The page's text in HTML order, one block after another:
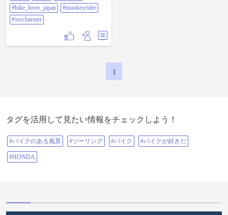
#bike_lover_japan
#monkeyrider
#xsrcharmer
1
タグを活用して見たい情報をチェックしよう！
#バイクのある風景 #ツーリング #バイク #バイクが好きだ
#HONDA